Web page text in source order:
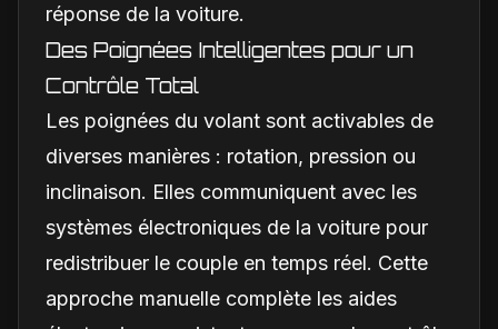
réponse de la voiture.
Des Poignées Intelligentes pour un
Contrôle Total
Les poignées du volant sont activables de
diverses manières : rotation, pression ou
inclinaison. Elles communiquent avec les
systèmes électroniques de la voiture pour
redistribuer le couple en temps réel. Cette
approche manuelle complète les aides